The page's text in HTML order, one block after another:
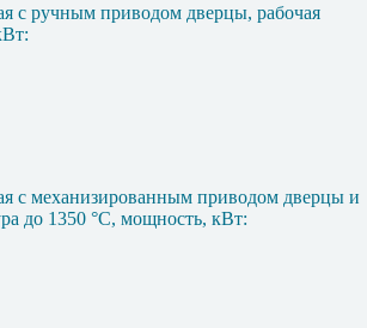
с ручным приводом дверцы, рабочая
с механизированным приводом дверцы и
до 1350 °С, мощность, кВт: